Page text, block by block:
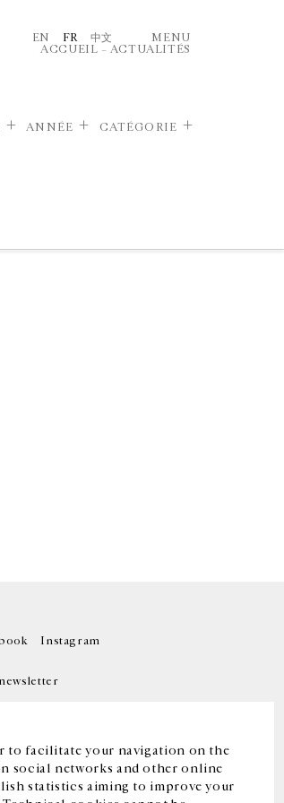
to facilitate your navigation on the
social networks and other online
statistics aiming to improve your
EN FR 中文
MENU
ACCUEIL – ACTUALITÉS
ANNÉE CATÉGORIE
Instagram